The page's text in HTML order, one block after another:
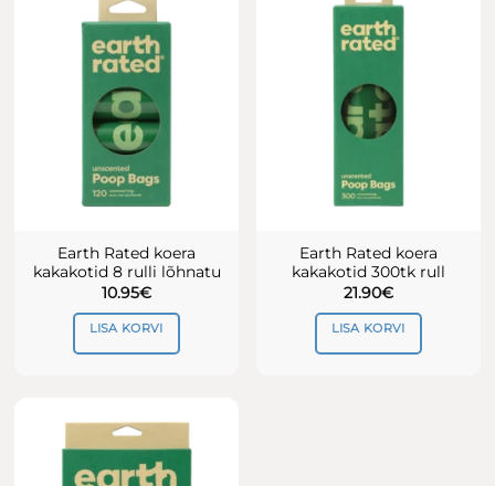
Earth Rated koera
kakakotid 8 rulli lõhnatu
10.95€
LISA KORVI
Earth Rated koera
kakakotid 300tk rull
21.90€
LISA KORVI